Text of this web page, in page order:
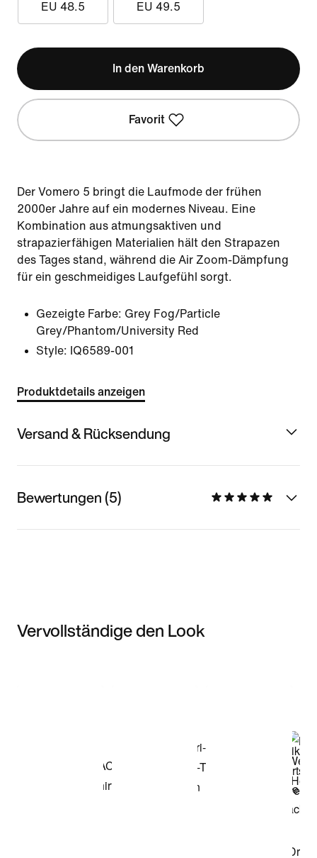
EU 48.5 EU 49.5
In den Warenkorb
Favorit
Der Vomero 5 bringt die Laufmode der frühen
2000er Jahre auf ein modernes Niveau. Eine
Kombination aus atmungsaktiven und
strapazierfähigen Materialien hält den Strapazen
des Tages stand, während die Air Zoom-Dämpfung
für ein geschmeidiges Laufgefühl sorgt.
Gezeigte Farbe: Grey Fog/Particle
Grey/Phantom/University Red
Style: IQ6589-001
Produktdetails anzeigen
Versand & Rücksendung
Bewertungen (5)
Vervollständige den Look